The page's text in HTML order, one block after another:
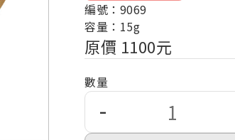
編號：9069
容量：15g
原價 1100元
數量
-